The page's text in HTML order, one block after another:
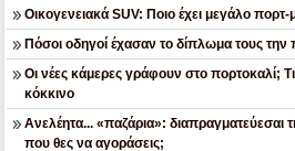
Οικογενειακά SUV: Ποιο έχει μεγάλο πορτ-
Πόσοι οδηγοί έχασαν το δίπλωμα τους
Οι νέες κάμερες γράφουν στο πορτοκαλί;
κόκκινο
Ανελέητα... «παζάρια»: διαπραγματεύεσαι
που θες να αγοράσεις;